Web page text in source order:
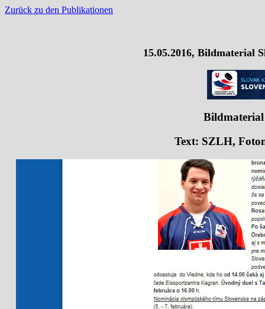
Zurück zu den Publikationen
15.05.2016, Bildmaterial
Text: SZLH,